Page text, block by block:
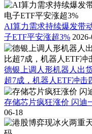
AI算力需求持续爆发带
子ETF平安涨超3%
德银上调人形机器人出
超7成，机器人ETF冲击
存储芯片疯狂涨价 闪迪
06-18